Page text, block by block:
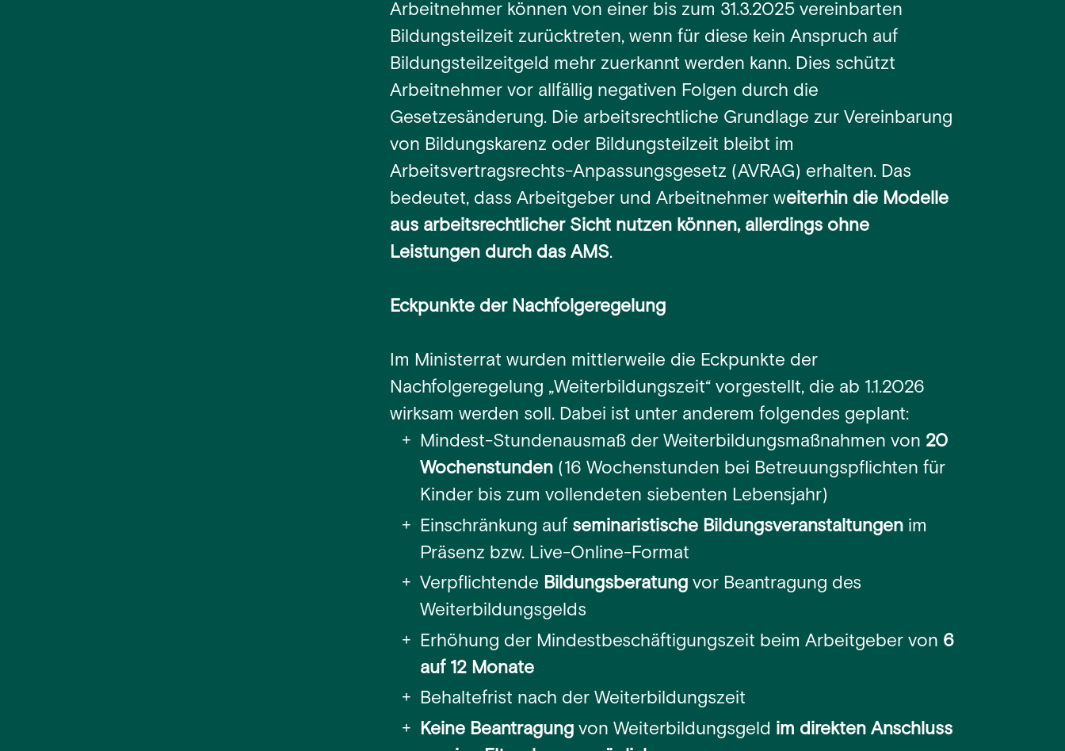
Arbeitnehmer können von einer bis zum 31.3.2025 vereinbarten
Bildungsteilzeit zurücktreten, wenn für diese kein Anspruch auf
Bildungsteilzeitgeld mehr zuerkannt werden kann. Dies schützt
Arbeitnehmer vor allfällig negativen Folgen durch die
Gesetzesänderung. Die arbeitsrechtliche Grundlage zur Vereinbarung
von Bildungskarenz oder Bildungsteilzeit bleibt im
Arbeitsvertragsrechts-Anpassungsgesetz (AVRAG) erhalten. Das
bedeutet, dass Arbeitgeber und Arbeitnehmer weiterhin die Modelle
aus arbeitsrechtlicher Sicht nutzen können, allerdings ohne
Leistungen durch das AMS.
Eckpunkte der Nachfolgeregelung
Im Ministerrat wurden mittlerweile die Eckpunkte der
Nachfolgeregelung „Weiterbildungszeit“ vorgestellt, die ab 1.1.2026
wirksam werden soll. Dabei ist unter anderem folgendes geplant:
Mindest-Stundenausmaß der Weiterbildungsmaßnahmen von 20
Wochenstunden (16 Wochenstunden bei Betreuungspflichten für
Kinder bis zum vollendeten siebenten Lebensjahr)
Einschränkung auf seminaristische Bildungsveranstaltungen im
Präsenz bzw. Live-Online-Format
Verpflichtende Bildungsberatung vor Beantragung des
Weiterbildungsgelds
Erhöhung der Mindestbeschäftigungszeit beim Arbeitgeber von 6
auf 12 Monate
Behaltefrist nach der Weiterbildungszeit
Keine Beantragung von Weiterbildungsgeld im direkten Anschluss